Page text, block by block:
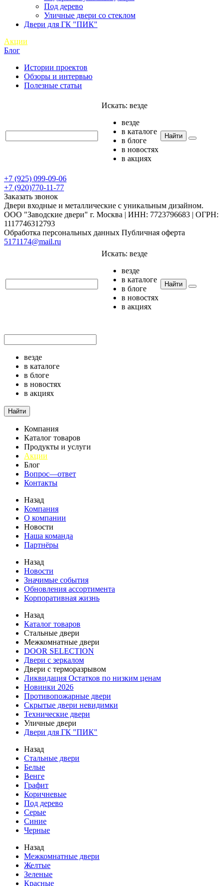
Под дерево
Уличные двери со стеклом
Двери для ГК "ПИК"
Акции
Блог
Истории проектов
Обзоры и интервью
Полезные статьи
Искать: везде
везде
в каталоге
в блоге
в новостях
в акциях
Найти
+7 (925) 099-09-06
+7 (920)770-11-77
Заказать звонок
Двери входные и металлические с уникальным дизайном.
ООО "Заводские двери" г. Москва | ИНН: 7723796683 | ОГРН:
1117746312793
Обработка персональных данных Публичная оферта
5171174@mail.ru
Искать: везде
везде
в каталоге
в блоге
в новостях
в акциях
Найти
везде
в каталоге
в блоге
в новостях
в акциях
Найти
Компания
Каталог товаров
Продукты и услуги
Акции
Блог
Вопрос—ответ
Контакты
Назад
Компания
О компании
Новости
Наша команда
Партнёры
Назад
Новости
Значимые события
Обновления ассортимента
Корпоративная жизнь
Назад
Каталог товаров
Стальные двери
Межкомнатные двери
DOOR SELECTION
Двери с зеркалом
Двери с терморазрывом
Ликвидация Остатков по низким ценам
Новинки 2026
Противопожарные двери
Скрытые двери невидимки
Технические двери
Уличные двери
Двери для ГК "ПИК"
Назад
Стальные двери
Белые
Венге
Графит
Коричневые
Под дерево
Серые
Синие
Черные
Назад
Межкомнатные двери
Желтые
Зеленые
Красные